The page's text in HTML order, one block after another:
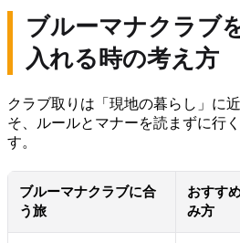
ブルーマナクラブ
入れる時の考え方
クラブ取りは「現地の暮らし」に
そ、ルールとマナーを読まずに行
す。
ブルーマナクラブに合
う旅
おすす
み方